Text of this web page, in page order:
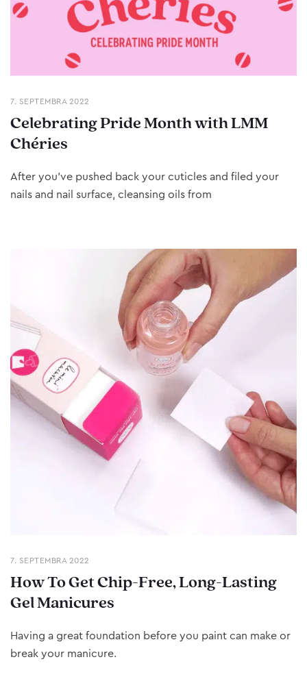
7. SEPTEMBRA 2022
Celebrating Pride Month with LMM
Chéries
After you’ve pushed back your cuticles and filed your
nails and nail surface, cleansing oils from
7. SEPTEMBRA 2022
How To Get Chip-Free, Long-Lasting
Gel Manicures
Having a great foundation before you paint can make or
break your manicure.